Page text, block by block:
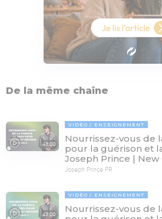
De la même chaîne
43:00
VIDÉO ENSEIGNEMENT
Nourrissez-vous de
pour la guérison et
Joseph Prince | New
Joseph Prince FR
43:00
VIDÉO ENSEIGNEMENT
Nourrissez-vous de